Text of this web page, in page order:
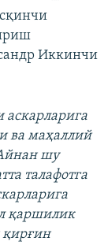
Иккинчи
аскарларига
ва маҳаллий
шу
талафотга
қаршилик
қирғин